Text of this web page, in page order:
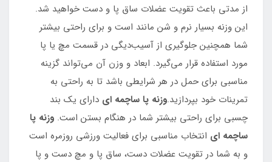
از مدتي باعث تقويت عضلات ساق پا و دست خواهيد شد.
اين وزنه بسيار نرم و شن مانند است و براي راحتي بيشتر
شما همچنين جلوگيري از آسيب‌ديگي در قسمت مچ يا پا
مورد استفاده قرار مي‌گيرد. ابعاد و وزن آن مي‌تواند گزينه
مناسبي براي حمل در هر شرايطي باشد تا به راحتي به
تمرينات خود بپردازيد.وزنه پا ساچمه ای داراي يك بند
چسبي براي راحتي بيشتر شما در هنگام بستن است. وزنه پا
ساچمه ای انتخاب مناسبي براي فعاليت ورزشي روزمره است
و به شما در تقويت عضلات دست، ساق پا و مچ دست و پا